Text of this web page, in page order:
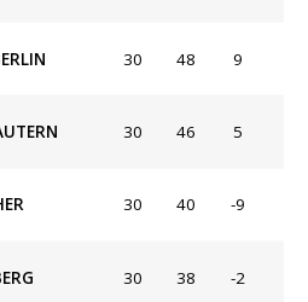
30 48 9
30 46 5
30 40 -9
30 38 -2